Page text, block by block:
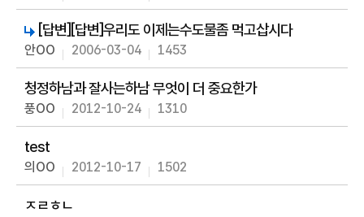
[답변][답변]우리도 이제는수도물좀 먹고삽시다
안OO 2006-03-04 1453
청정하남과 잘사는하남 무엇이 더 중요한가
풍OO 2012-10-24 1310
test
의OO 2012-10-17 1502
ㅈㄹㅎㄴ